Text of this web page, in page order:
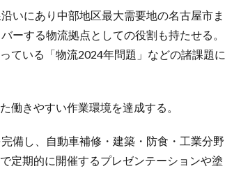
いにあり中部地区最大需要地の名古屋市ま
ーする物流拠点としての役割も持たせる。
ている「物流2024年問題」などの諸課題に
働きやすい作業環境を達成する。
備し、自動車補修・建築・防食・工業分野
定期的に開催するプレゼンテーションや塗